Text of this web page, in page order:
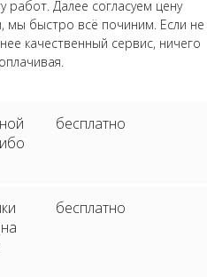
работ. Далее согласуем цену
мы быстро всё починим. Если не
качественный сервис, ничего
бесплатно
бесплатно